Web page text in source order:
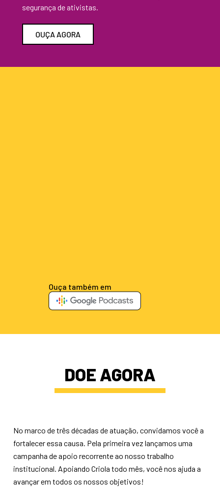
segurança de ativistas.
OUÇA AGORA
Ouça também em
DOE AGORA
No marco de três décadas de atuação, convidamos você a
fortalecer essa causa. Pela primeira vez lançamos uma
campanha de apoio recorrente ao nosso trabalho
institucional. Apoiando Criola todo mês, você nos ajuda a
avançar em todos os nossos objetivos!